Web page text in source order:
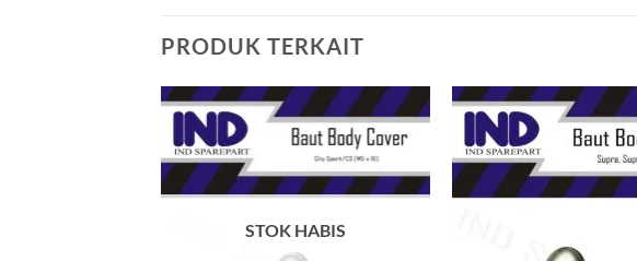
PRODUK TERKAIT
Tambahkan
ke Wishlist
STOK HABIS